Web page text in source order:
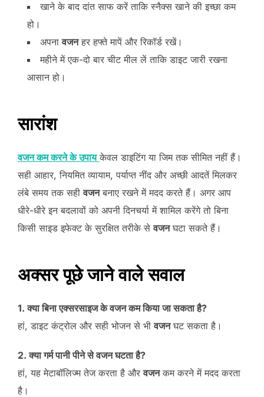
खाने के बाद दांत साफ करें ताकि स्नैक्स खाने की इच्छा कम
हो।
अपनावजनहर हफ्ते मापें और रिकॉर्ड रखें।
महीने में एक-दो बार चीट मील लें ताकि डाइट जारी रखना
आसान हो।
सारांश
वजन कम करने के उपाय केवल डाइटिंग या जिम तक सीमित नहीं हैं।
सही आहार, नियमित व्यायाम, पर्याप्त नींद और अच्छी आदतें मिलकर
लंबे समय तक सहीवजनबनाए रखने में मदद करते हैं। अगर आप
धीरे-धीरे इन बदलावों को अपनी दिनचर्या में शामिल करेंगे तो बिना
किसी साइड इफेक्ट के सुरक्षित तरीके सेवजनघटा सकते हैं।
अक्सर पूछे जाने वाले सवाल
1. क्या बिना एक्सरसाइज के वजन कम किया जा सकता है?
हां, डाइट कंट्रोल और सही भोजन से भीवजनघट सकता है।
2. क्या गर्म पानी पीने से वजन घटता है?
हां, यह मेटाबॉलिज्म तेज करता है औरवजनकम करने में मदद करता
है।